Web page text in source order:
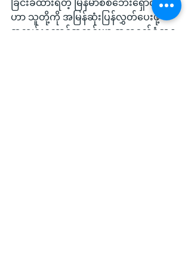
ခြင်းခံထားရတဲ့ မြန်မာစစ်ဘေးရှောင်တွေ
ဟာ သူတို့ကို အမြန်ဆုံးပြန်လွှတ်ပေးဖို့
အကျဉ်းထောင်အတွင်းမှာ အစာငတ်ခံဆန္ဒ